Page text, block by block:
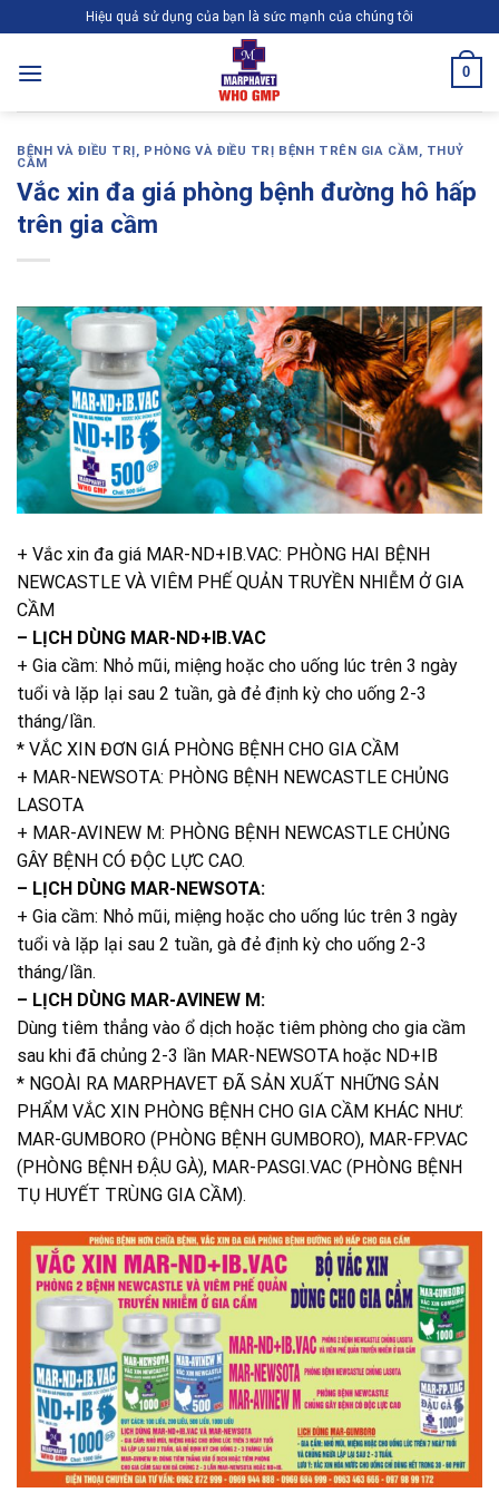
to
content
Hiệu quả sử dụng của bạn là sức mạnh của chúng tôi
0
BỆNH VÀ ĐIỀU TRỊ, PHÒNG VÀ ĐIỀU TRỊ BỆNH TRÊN GIA CẦM, THUỶ
CẦM
Vắc xin đa giá phòng bệnh đường hô hấp
trên gia cầm
+ Vắc xin đa giá MAR-ND+IB.VAC: PHÒNG HAI BỆNH
NEWCASTLE VÀ VIÊM PHẾ QUẢN TRUYỀN NHIỄM Ở GIA
CẦM
– LỊCH DÙNG MAR-ND+IB.VAC
+ Gia cầm: Nhỏ mũi, miệng hoặc cho uống lúc trên 3 ngày
tuổi và lặp lại sau 2 tuần, gà đẻ định kỳ cho uống 2-3
tháng/lần.
* VẮC XIN ĐƠN GIÁ PHÒNG BỆNH CHO GIA CẦM
+ MAR-NEWSOTA: PHÒNG BỆNH NEWCASTLE CHỦNG
LASOTA
+ MAR-AVINEW M: PHÒNG BỆNH NEWCASTLE CHỦNG
GÂY BỆNH CÓ ĐỘC LỰC CAO.
– LỊCH DÙNG MAR-NEWSOTA:
+ Gia cầm: Nhỏ mũi, miệng hoặc cho uống lúc trên 3 ngày
tuổi và lặp lại sau 2 tuần, gà đẻ định kỳ cho uống 2-3
tháng/lần.
– LỊCH DÙNG MAR-AVINEW M:
Dùng tiêm thẳng vào ổ dịch hoặc tiêm phòng cho gia cầm
sau khi đã chủng 2-3 lần MAR-NEWSOTA hoặc ND+IB
* NGOÀI RA MARPHAVET ĐÃ SẢN XUẤT NHỮNG SẢN
PHẨM VẮC XIN PHÒNG BỆNH CHO GIA CẦM KHÁC NHƯ:
MAR-GUMBORO (PHÒNG BỆNH GUMBORO), MAR-FP.VAC
(PHÒNG BỆNH ĐẬU GÀ), MAR-PASGI.VAC (PHÒNG BỆNH
TỤ HUYẾT TRÙNG GIA CẦM).